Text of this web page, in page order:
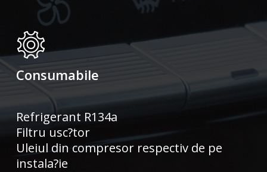
Consumabile
Refrigerant R134a
Filtru usc?tor
Uleiul din compresor respectiv de pe
instala?ie